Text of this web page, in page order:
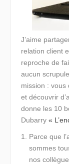
J’aime
relation client
reproche de
aucun
mission : vous
et découvrir
donne les 10
Dubarry«
Parce que
sommes
nos